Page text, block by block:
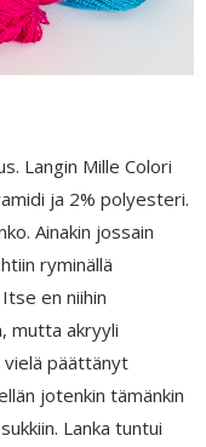
Langin Mille Colori
ja 2% polyesteri.
Ainakin jossain
ryminällä
en niihin
mutta akryyli
vielä päättänyt
jotenkin tämänkin
Lanka tuntui